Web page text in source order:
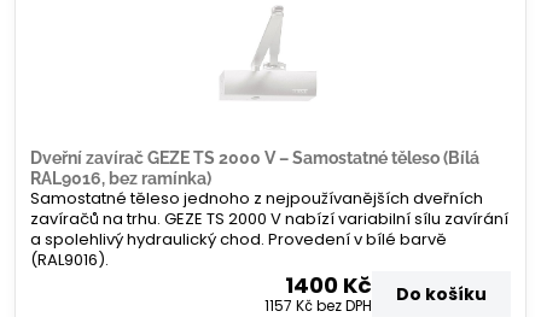
Dveřní zavírač GEZE TS 2000 V – Samostatné těleso (Bílá
RAL9016, bez ramínka)
Samostatné těleso jednoho z nejpoužívanějších dveřních
zavíračů na trhu. GEZE TS 2000 V nabízí variabilní sílu zavírání
a spolehlivý hydraulický chod. Provedení v bílé barvě
(RAL9016).
1400 Kč
1157 Kčbez DPH Do košíku